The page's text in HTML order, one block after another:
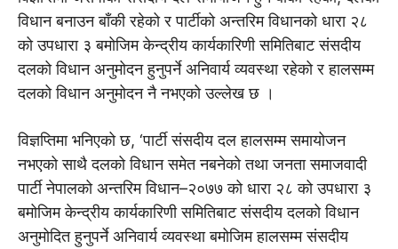
विधान बनाउन बाँकी रहेको र पार्टीको अन्तरिम विधानको धारा २८
को उपधारा ३ बमोजिम केन्द्रीय कार्यकारिणी समितिबाट संसदीय
दलको विधान अनुमोदन हुनुपर्ने अनिवार्य व्यवस्था रहेको र हालसम्म
दलको विधान अनुमोदन नै नभएको उल्लेख छ ।
विज्ञप्तिमा भनिएको छ, ‘पार्टी संसदीय दल हालसम्म समायोजन
नभएको साथै दलको विधान समेत नबनेको तथा जनता समाजवादी
पार्टी नेपालको अन्तरिम विधान–२०७७ को धारा २८ को उपधारा ३
बमोजिम केन्द्रीय कार्यकारिणी समितिबाट संसदीय दलको विधान
अनुमोदित हुनुपर्ने अनिवार्य व्यवस्था बमोजिम हालसम्म संसदीय